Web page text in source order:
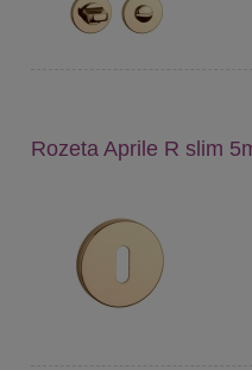
Rozeta Aprile R slim